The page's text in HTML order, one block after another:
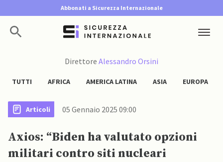
Abbonati a Sicurezza Internazionale
Direttore Alessandro Orsini
TUTTI AFRICA AMERICA LATINA ASIA EUROPA
Articoli 05 Gennaio 2025 09:00
Axios: “Biden ha valutato opzioni
militari contro siti nucleari